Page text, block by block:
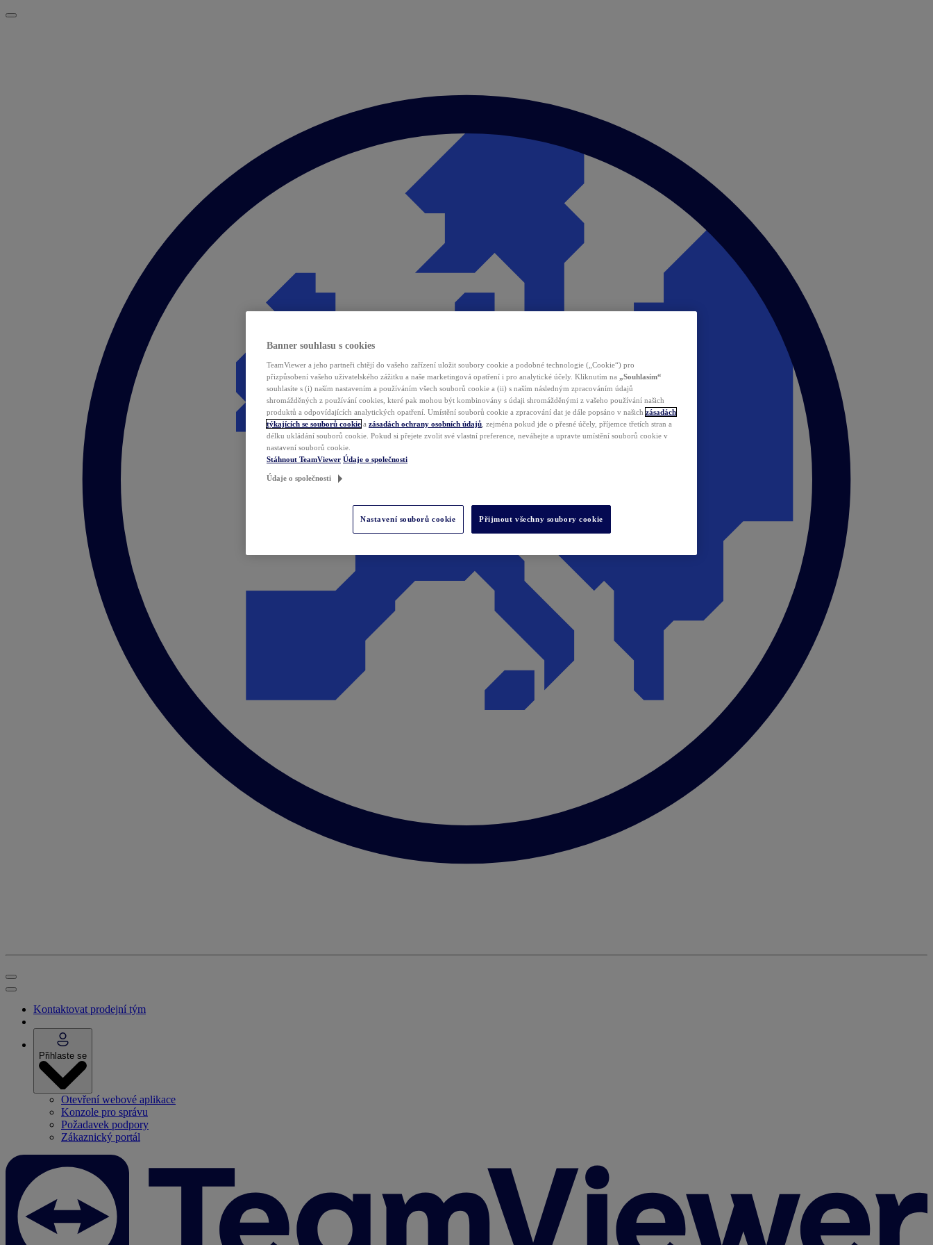
Kontaktovat prodejní tým
Přihlaste se
Otevření webové aplikace
Konzole pro správu
Požadavek podpory
Zákaznický portál
Banner souhlasu s cookies
TeamViewer a jeho partneři chtějí do vašeho zařízení uložit soubory cookie a podobné technologie („Cookie“) pro
přizpůsobení vašeho uživatelského zážitku a naše marketingová opatření i pro analytické účely. Kliknutím na „Souhlasím“
souhlasíte s (i) naším nastavením a používáním všech souborů cookie a (ii) s naším následným zpracováním údajů
shromážděných z používání cookies, které pak mohou být kombinovány s údaji shromážděnými z vašeho používání našich
produktů a odpovídajících analytických opatření. Umístění souborů cookie a zpracování dat je dále popsáno v našich zásadách
týkajících se souborů cookie a zásadách ochrany osobních údajů , zejména pokud jde o přesné účely, příjemce třetích stran a
délku ukládání souborů cookie. Pokud si přejete zvolit své vlastní preference, neváhejte a upravte umístění souborů cookie v
nastavení souborů cookie.
Stáhnout TeamViewer Údaje o společnosti
Údaje o společnosti
Nastavení souborů cookie Přijmout všechny soubory cookie